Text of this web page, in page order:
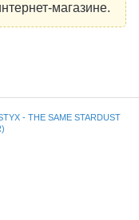
магазине.
- THE SAME STARDUST